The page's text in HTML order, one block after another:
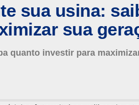
sua usina:
sua
quanto investir para